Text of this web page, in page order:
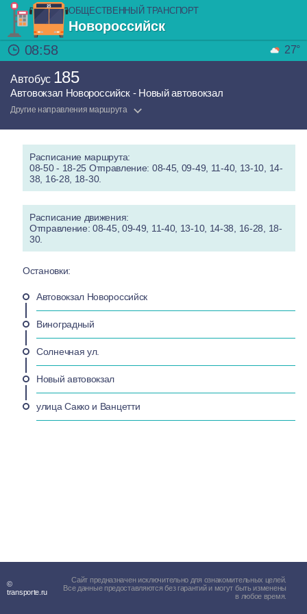
ОБЩЕСТВЕННЫЙ ТРАНСПОРТ
Новороссийск
08:58
27°
Автобус 185
Автовокзал Новороссийск - Новый автовокзал
Другие направления маршрута
Расписание маршрута:
08-50 - 18-25 Отправление: 08-45, 09-49, 11-40, 13-10, 14-
38, 16-28, 18-30.
Расписание движения:
Отправление: 08-45, 09-49, 11-40, 13-10, 14-38, 16-28, 18-
30.
Остановки:
Автовокзал Новороссийск
Виноградный
Солнечная ул.
Новый автовокзал
улица Сакко и Ванцетти
©
transporte.ru
Сайт предназначен исключительно для ознакомительных целей.
Все данные предоставляются без гарантий и могут быть изменены
в любое время.